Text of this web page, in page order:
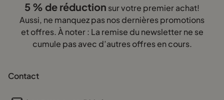
5 % de réduction sur votre premier achat!
Aussi, ne manquez pas nos dernières promotions
et offres. À noter : La remise du newsletter ne se
cumule pas avec d’autres offres en cours.
Contact